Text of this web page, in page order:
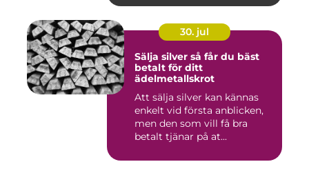
30. jul
Sälja silver så får du bäst
betalt för ditt
ädelmetallskrot
Att sälja silver kan kännas
enkelt vid första anblicken,
men den som vill få bra
betalt tjänar på at...